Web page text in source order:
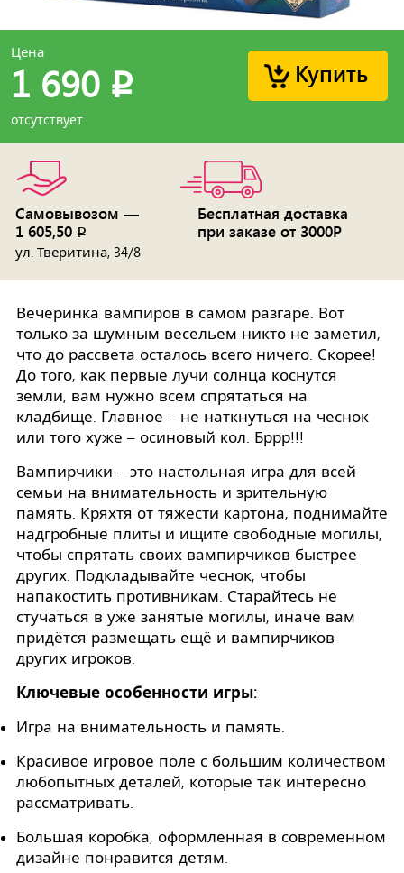
Купить
Цена
1 690 p
отсутствует
Самовывозом —
1 605,50 p
ул. Тверитина, 34/8
Бесплатная доставка
при заказе от 3000Р
Вечеринка вампиров в самом разгаре. Вот
только за шумным весельем никто не заметил,
что до рассвета осталось всего ничего. Скорее!
До того, как первые лучи солнца коснутся
земли, вам нужно всем спрятаться на
кладбище. Главное – не наткнуться на чеснок
или того хуже – осиновый кол. Бррр!!!
Вампирчики – это настольная игра для всей
семьи на внимательность и зрительную
память. Кряхтя от тяжести картона, поднимайте
надгробные плиты и ищите свободные могилы,
чтобы спрятать своих вампирчиков быстрее
других. Подкладывайте чеснок, чтобы
напакостить противникам. Старайтесь не
стучаться в уже занятые могилы, иначе вам
придётся размещать ещё и вампирчиков
других игроков.
Ключевые особенности игры:
Игра на внимательность и память.
Красивое игровое поле с большим количеством
любопытных деталей, которые так интересно
рассматривать.
Большая коробка, оформленная в современном
дизайне понравится детям.